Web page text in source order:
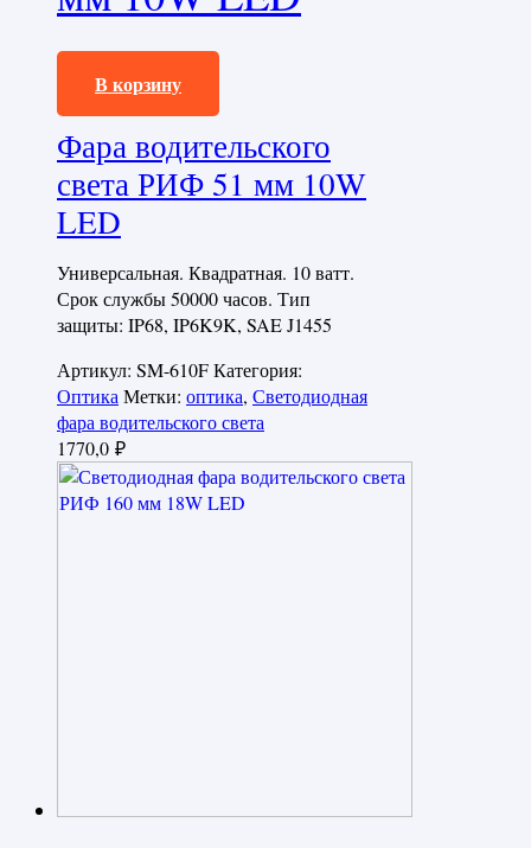
1770,0₽
В корзину
Фара водительского
света РИФ 51 мм 10W
LED
Универсальная. Квадратная. 10 ватт.
Срок службы 50000 часов. Тип
защиты: IP68, IP6K9K, SAE J1455
Артикул: SM-610FКатегория:
ОптикаМетки: оптика, Светодиодная
фара водительского света
1770,0 ₽